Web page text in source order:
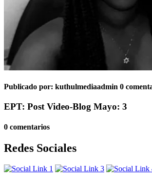
Publicado por: kuthulmediaadmin 0
EPT: Post Video-Blog Mayo: 3
0 comentarios
Redes Sociales